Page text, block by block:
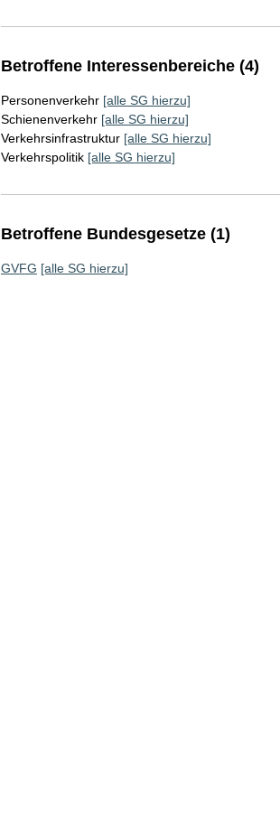
Betroffene Interessenbereiche (4)
Personenverkehr [alle SG hierzu]
Schienenverkehr [alle SG hierzu]
Verkehrsinfrastruktur [alle SG hierzu]
Verkehrspolitik [alle SG hierzu]
Betroffene Bundesgesetze (1)
GVFG [alle SG hierzu]